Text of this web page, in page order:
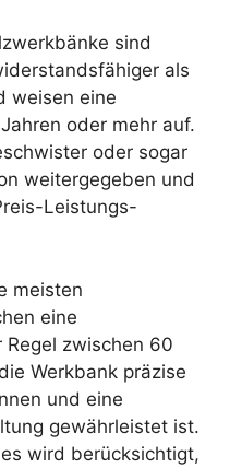
sind
als
weisen eine
oder mehr auf.
oder sogar
weitergegeben und
Leistungs-
meisten
eine
zwischen 60
Werkbank präzise
und eine
gewährleistet ist.
wird berücksichtigt,